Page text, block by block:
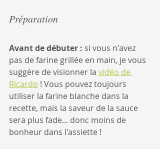
Préparation
Avant de débuter : si vous n'avez
pas de farine grillée en main, je vous
suggère de visionner la vidéo de
Ricardo ! Vous pouvez toujours
utiliser la farine blanche dans la
recette, mais la saveur de la sauce
sera plus fade... donc moins de
bonheur dans l'assiette !